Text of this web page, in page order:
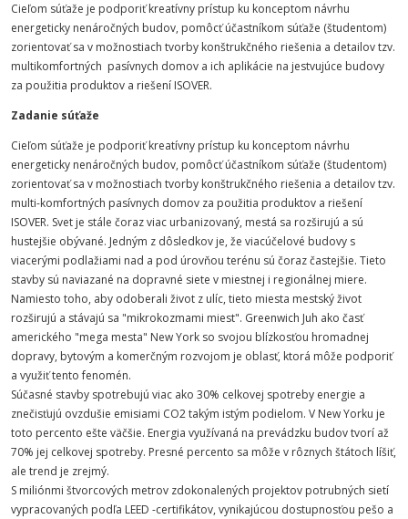
Cieľom súťaže je podporiť kreatívny prístup ku konceptom návrhu
energeticky nenáročných budov, pomôcť účastníkom súťaže (študentom)
zorientovať sa v možnostiach tvorby konštrukčného riešenia a detailov tzv.
multikomfortných pasívnych domov a ich aplikácie na jestvujúce budovy
za použitia produktov a riešení ISOVER.
Zadanie súťaže
Cieľom súťaže je podporiť kreatívny prístup ku konceptom návrhu
energeticky nenáročných budov, pomôcť účastníkom súťaže (študentom)
zorientovať sa v možnostiach tvorby konštrukčného riešenia a detailov tzv.
multi-komfortných pasívnych domov za použitia produktov a riešení
ISOVER. Svet je stále čoraz viac urbanizovaný, mestá sa rozširujú a sú
hustejšie obývané. Jedným z dôsledkov je, že viacúčelové budovy s
viacerými podlažiami nad a pod úrovňou terénu sú čoraz častejšie. Tieto
stavby sú naviazané na dopravné siete v miestnej i regionálnej miere.
Namiesto toho, aby odoberali život z ulíc, tieto miesta mestský život
rozširujú a stávajú sa "mikrokozmami miest". Greenwich Juh ako časť
amerického "mega mesta" New York so svojou blízkosťou hromadnej
dopravy, bytovým a komerčným rozvojom je oblasť, ktorá môže podporiť
a využiť tento fenomén.
Súčasné stavby spotrebujú viac ako 30% celkovej spotreby energie a
znečisťujú ovzdušie emisiami CO2 takým istým podielom. V New Yorku je
toto percento ešte väčšie. Energia využívaná na prevádzku budov tvorí až
70% jej celkovej spotreby. Presné percento sa môže v rôznych štátoch líšiť,
ale trend je zrejmý.
S miliónmi štvorcových metrov zdokonalených projektov potrubných sietí
vypracovaných podľa LEED -certifikátov, vynikajúcou dostupnosťou pešo a